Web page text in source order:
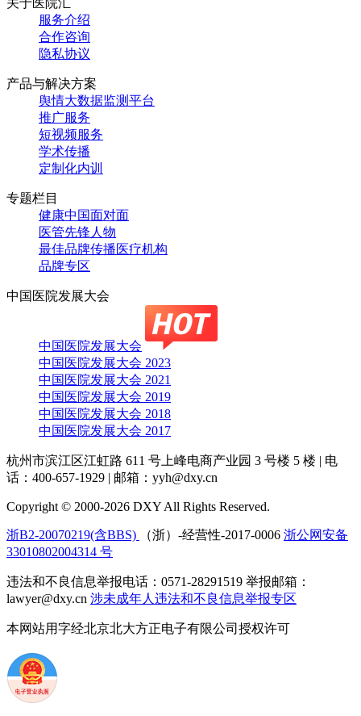
关于医院汇
服务介绍
合作咨询
隐私协议
产品与解决方案
舆情大数据监测平台
推广服务
短视频服务
学术传播
定制化内训
专题栏目
健康中国面对面
医管先锋人物
最佳品牌传播医疗机构
品牌专区
中国医院发展大会
中国医院发展大会
中国医院发展大会 2023
中国医院发展大会 2021
中国医院发展大会 2019
中国医院发展大会 2018
中国医院发展大会 2017
杭州市滨江区江虹路 611 号上峰电商产业园 3 号楼 5 楼 | 电
话：400-657-1929 | 邮箱：yyh@dxy.cn
Copyright © 2000-2026 DXY All Rights Reserved.
浙B2-20070219(含BBS) （浙）-经营性-2017-0006 浙公网安备
33010802004314 号
违法和不良信息举报电话：0571-28291519 举报邮箱：
lawyer@dxy.cn 涉未成年人违法和不良信息举报专区
本网站用字经北京北大方正电子有限公司授权许可